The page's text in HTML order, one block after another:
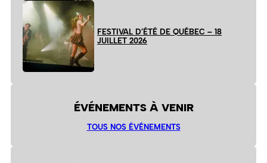
FESTIVAL D’ÉTÉ DE QUÉBEC – 18
JUILLET 2026
ÉVÉNEMENTS À VENIR
TOUS NOS ÉVÉNEMENTS